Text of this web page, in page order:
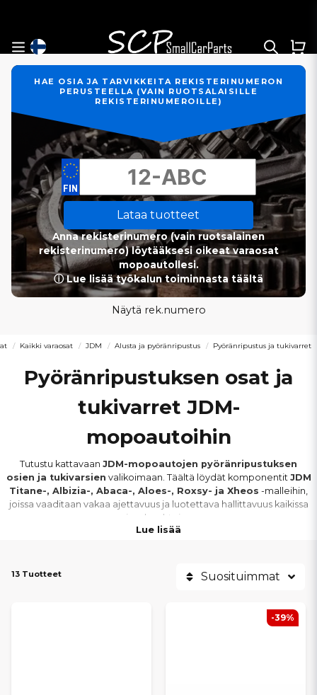
HAE OSIA JA TARVIKKEITA REKISTERINUMERON
PERUSTEELLA (VAIN RUOTSALAISILLE
REKISTERINUMEROILLE)
Lataa tuotteet
Anna rekisterinumero (vain ruotsalainen
rekisterinumero) löytääksesi oikeat varaosat
mopoautollesi.
ⓘ Lue lisää työkalun toiminnasta täältä
Näytä rek.numero
Kaikki varaosat JDM Alusta ja pyöränripustus Pyöränripustus ja tukivarret
Pyöränripustuksen osat ja
tukivarret JDM-
mopoautoihin
Tutustu kattavaan JDM-mopoautojen pyöränripustuksen
osien ja tukivarsien valikoimaan. Täältä löydät komponentit JDM
Titane-, Albizia-, Abaca-, Aloes-, Roxsy- ja Xheos -malleihin,
joissa vaaditaan vakaa ajettavuus ja luotettava hallittavuus kaikissa
ajo-olosuhteissa.
mutterit, jotka ovat keskeisiä osia alustan oikean geometrian ja
Lue lisää
13 Tuotteet Suosituimmat
-39%